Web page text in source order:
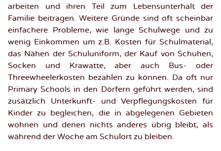
arbeiten und ihren Teil zum Lebensunterhalt der
Familie beitragen. Weitere Gründe sind oft scheinbar
einfachere Probleme, wie lange Schulwege und zu
wenig Einkommen um z.B. Kosten für Schulmaterial,
das Nähen der Schuluniform, der Kauf von Schuhen,
Socken und Krawatte, aber auch Bus- oder
Threewheelerkosten bezahlen zu können. Da oft nur
Primary Schools in den Dörfern geführt werden, sind
zusätzlich Unterkunft- und Verpflegungskosten für
Kinder zu begleichen, die in abgelegenen Gebieten
wohnen und denen nichts anderes übrig bleibt, als
während der Woche am Schulort zu bleiben.